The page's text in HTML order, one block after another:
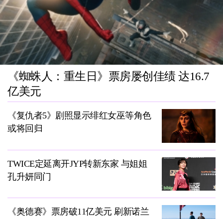
《蜘蛛人：重生日》票房屡创佳绩 达16.7
亿美元
《复仇者5》剧照显示绯红女巫等角色
或将回归
TWICE定延离开JYP转新东家 与姐姐
孔升妍同门
《奥德赛》票房破11亿美元 刷新诺兰